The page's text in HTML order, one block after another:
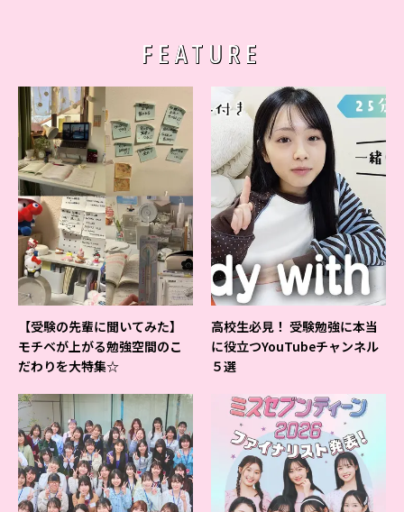
FEATURE
【受験の先輩に聞いてみた】
モチベが上がる勉強空間のこ
だわりを大特集☆
高校生必見！ 受験勉強に本当
に役立つYouTubeチャンネル
５選